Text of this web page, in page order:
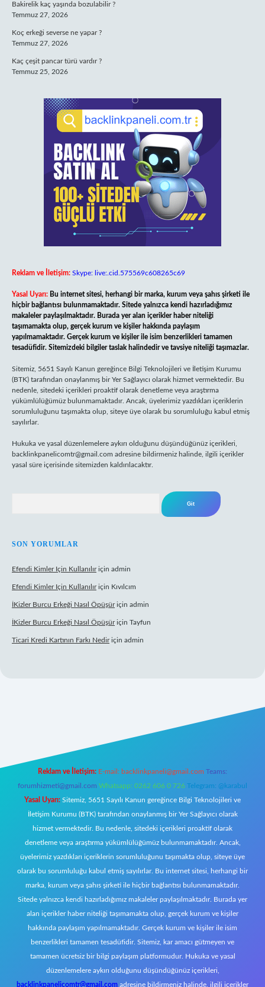
Bakirelik kaç yaşında bozulabilir ?
Temmuz 27, 2026
Koç erkeği severse ne yapar ?
Temmuz 27, 2026
Kaç çeşit pancar türü vardır ?
Temmuz 25, 2026
Reklam ve İletişim: Skype: live:.cid.575569c608265c69
Yasal Uyarı: Bu internet sitesi, herhangi bir marka, kurum veya şahıs şirketi ile
hiçbir bağlantısı bulunmamaktadır. Sitede yalnızca kendi hazırladığımız
makaleler paylaşılmaktadır. Burada yer alan içerikler haber niteliği
taşımamakta olup, gerçek kurum ve kişiler hakkında paylaşım
yapılmamaktadır. Gerçek kurum ve kişiler ile isim benzerlikleri tamamen
tesadüfidir. Sitemizdeki bilgiler taslak halindedir ve tavsiye niteliği taşımazlar.
Sitemiz, 5651 Sayılı Kanun gereğince Bilgi Teknolojileri ve İletişim Kurumu
(BTK) tarafından onaylanmış bir Yer Sağlayıcı olarak hizmet vermektedir. Bu
nedenle, sitedeki içerikleri proaktif olarak denetleme veya araştırma
yükümlülüğümüz bulunmamaktadır. Ancak, üyelerimiz yazdıkları içeriklerin
sorumluluğunu taşımakta olup, siteye üye olarak bu sorumluluğu kabul etmiş
sayılırlar.
Hukuka ve yasal düzenlemelere aykırı olduğunu düşündüğünüz içerikleri,
backlinkpanelicomtr@gmail.com adresine bildirmeniz halinde, ilgili içerikler
yasal süre içerisinde sitemizden kaldırılacaktır.
SON YORUMLAR
Efendi Kimler Için Kullanılıriçin admin
Efendi Kimler Için Kullanılıriçin Kıvılcım
İKizler Burcu Erkeği Nasıl Öpüşüriçin admin
İKizler Burcu Erkeği Nasıl Öpüşüriçin Tayfun
Ticari Kredi Kartının Farkı Nediriçin admin
Reklam ve İletişim: E-mail: backlinkpaneli@gmail.com Teams:
forumhizmeti@gmail.com Whatsapp: 0262 606 0 726 Telegram: @karabul
Yasal Uyarı: Sitemiz, 5651 Sayılı Kanun gereğince Bilgi Teknolojileri ve
İletişim Kurumu (BTK) tarafından onaylanmış bir Yer Sağlayıcı olarak
hizmet vermektedir. Bu nedenle, sitedeki içerikleri proaktif olarak
denetleme veya araştırma yükümlülüğümüz bulunmamaktadır. Ancak,
üyelerimiz yazdıkları içeriklerin sorumluluğunu taşımakta olup, siteye üye
olarak bu sorumluluğu kabul etmiş sayılırlar. Bu internet sitesi, herhangi bir
marka, kurum veya şahıs şirketi ile hiçbir bağlantısı bulunmamaktadır.
Sitede yalnızca kendi hazırladığımız makaleler paylaşılmaktadır. Burada yer
alan içerikler haber niteliği taşımamakta olup, gerçek kurum ve kişiler
hakkında paylaşım yapılmamaktadır. Gerçek kurum ve kişiler ile isim
benzerlikleri tamamen tesadüfidir. Sitemiz, kar amacı gütmeyen ve
tamamen ücretsiz bir bilgi paylaşım platformudur. Hukuka ve yasal
düzenlemelere aykırı olduğunu düşündüğünüz içerikleri,
backlinkpanelicomtr@gmail.com adresine bildirmeniz halinde, ilgili içerikler